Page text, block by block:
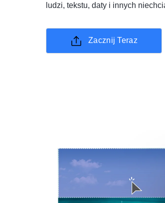
ludzi, tekstu, daty i innych
Zacznij Teraz